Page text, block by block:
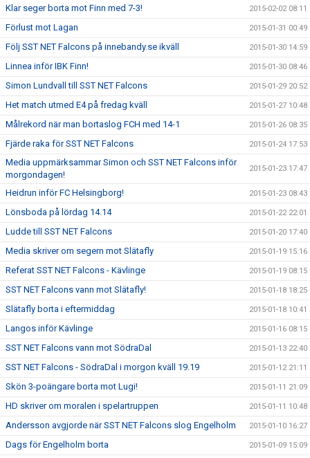
Klar seger borta mot Finn med 7-3! 2015-02-02 08:11
Förlust mot Lagan 2015-01-31 00:49
Följ SST NET Falcons på innebandy.se ikväll 2015-01-30 14:59
Linnea inför IBK Finn! 2015-01-30 08:46
Simon Lundvall till SST NET Falcons 2015-01-29 20:52
Het match utmed E4 på fredag kväll 2015-01-27 10:48
Målrekord när man bortaslog FCH med 14-1 2015-01-26 08:35
Fjärde raka för SST NET Falcons 2015-01-24 17:53
Media uppmärksammar Simon och SST NET Falcons inför
morgondagen!
2015-01-23 17:47
Heidrun inför FC Helsingborg! 2015-01-23 08:43
Lönsboda på lördag 14.14 2015-01-22 22:01
Ludde till SST NET Falcons 2015-01-20 17:40
Media skriver om segern mot Slätafly 2015-01-19 15:16
Referat SST NET Falcons - Kävlinge 2015-01-19 08:15
SST NET Falcons vann mot Slätafly! 2015-01-18 18:25
Slätafly borta i eftermiddag 2015-01-18 10:41
Langos inför Kävlinge 2015-01-16 08:15
SST NET Falcons vann mot SödraDal 2015-01-13 22:40
SST NET Falcons - SödraDal i morgon kväll 19.19 2015-01-12 21:11
Skön 3-poängare borta mot Lugi! 2015-01-11 21:09
HD skriver om moralen i spelartruppen 2015-01-11 10:48
Andersson avgjorde när SST NET Falcons slog Engelholm 2015-01-10 16:27
Dags för Engelholm borta 2015-01-09 15:09